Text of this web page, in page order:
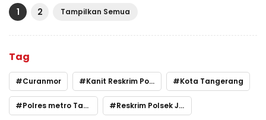
1 2 Tampilkan Semua
Tag
Curanmor Kanit Reskrim Polsek Jatiuwung Kota Tangerang
Polres metro Tangerang Reskrim Polsek Jatiuwung